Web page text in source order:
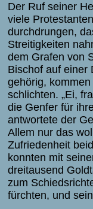
Der Ruf seiner
viele
durchdrungen,
Streitigkeiten
dem Grafen von
Bischof auf einer
gehörig,
schlichten. „Ei,
die Genfer für
antwortete der
Allem nur das
Zufriedenheit
konnten mit
dreitausend
zum
fürchten, und